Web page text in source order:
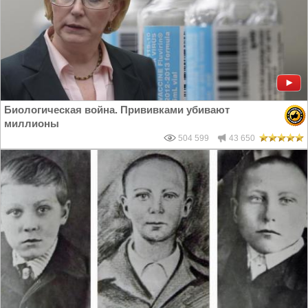
Биологическая война. Прививками убивают
миллионы
504 599 43 650